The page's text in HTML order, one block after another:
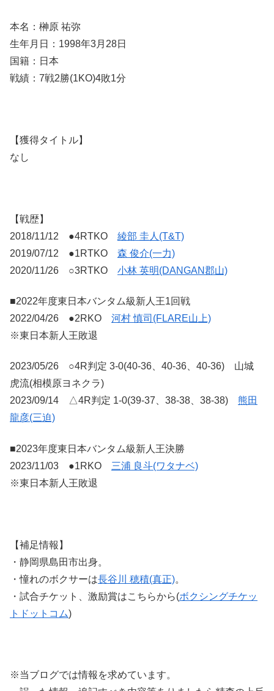
本名：榊原 祐弥
生年月日：1998年3月28日
国籍：日本
戦績：7戦2勝(1KO)4敗1分
【獲得タイトル】
なし
【戦歴】
2018/11/12 ●4RTKO 綾部 圭人(T&T)
2019/07/12 ●1RTKO 森 俊介(一力)
2020/11/26 ○3RTKO 小林 英明(DANGAN郡山)
■2022年度東日本バンタム級新人王1回戦
2022/04/26 ●2RKO 河村 慎司(FLARE山上)
※東日本新人王敗退
2023/05/26 ○4R判定 3-0(40-36、40-36、40-36) 山城
虎流(相模原ヨネクラ)
2023/09/14 △4R判定 1-0(39-37、38-38、38-38) 熊田
龍彦(三迫)
■2023年度東日本バンタム級新人王決勝
2023/11/03 ●1RKO 三浦 良斗(ワタナベ)
※東日本新人王敗退
【補足情報】
・静岡県島田市出身。
・憧れのボクサーは長谷川 穂積(真正)。
・試合チケット、激励賞はこちらから(ボクシングチケッ
トドットコム)
※当ブログでは情報を求めています。